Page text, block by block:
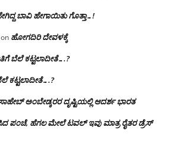
ಬಾವಿ ಹೇಗಾಯಿತು ಗೊತ್ತಾ…!
on ಹೋಗದಿರಿ ದೇವಳಕ್ಕೆ
ಬೆಲೆ ಕಟ್ಟಲಾದೀತೆ….?
ಕಟ್ಟಲಾದೀತೆ….?
ಅಂಬೇಡ್ಕರರ ದೃಷ್ಟಿಯಲ್ಲಿ ಆದರ್ಶ ಭಾರತ
ಪಂಚೆ, ಹೆಗಲ ಮೇಲೆ ಟವಲ್‌ ಇವು ಮಾತ್ರ ರೈತರ ಡ್ರೆಸ್‌